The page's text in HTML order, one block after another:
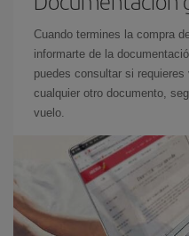
Cuando termines la compra
informarte de la
puedes consultar si
cualquier otro documento,
vuelo.